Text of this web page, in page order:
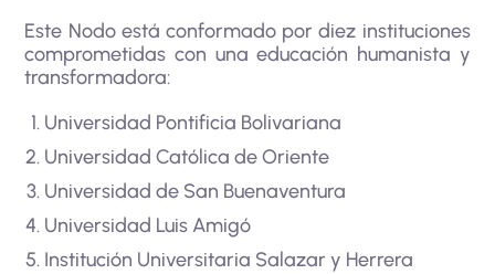
Este Nodo está conformado por diez instituciones
comprometidas con una educación humanista y
transformadora:
Universidad Pontificia Bolivariana
Universidad Católica de Oriente
Universidad de San Buenaventura
Universidad Luis Amigó
Institución Universitaria Salazar y Herrera